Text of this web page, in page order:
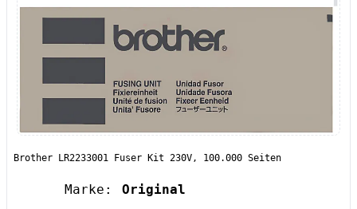
Brother LR2233001 Fuser Kit 230V, 100.000 Seiten
Marke:
Original